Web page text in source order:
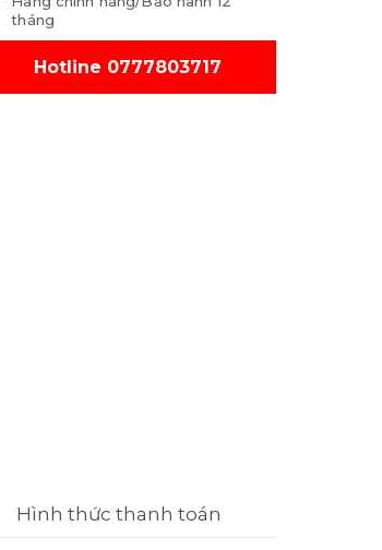
tháng
Hotline 0777803717
Hình thức thanh toán